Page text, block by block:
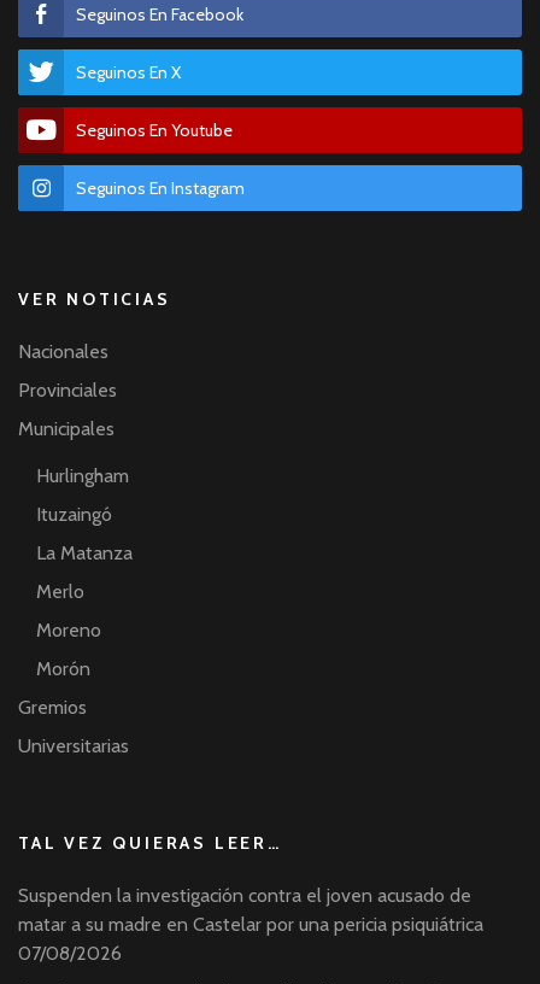
Seguinos En Facebook
Seguinos En X
Seguinos En Youtube
Seguinos En Instagram
VER NOTICIAS
Nacionales
Provinciales
Municipales
Hurlingham
Ituzaingó
La Matanza
Merlo
Moreno
Morón
Gremios
Universitarias
TAL VEZ QUIERAS LEER…
Suspenden la investigación contra el joven acusado de
matar a su madre en Castelar por una pericia psiquiátrica
07/08/2026